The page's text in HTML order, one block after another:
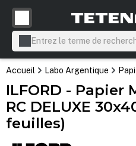
principal
Accueil Labo Argentique
ILFORD - Papier
RC DELUXE
feuilles)